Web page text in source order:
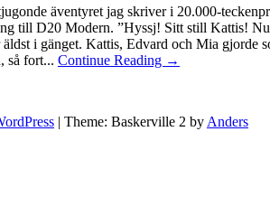
äventyret jag skriver i 20.000-
till D20 Modern. ”Hyssj! Sitt still Kattis!
i gänget. Kattis, Edvard och Mia gjorde
så fort... Continue Reading →
| Theme: Baskerville 2 by Anders